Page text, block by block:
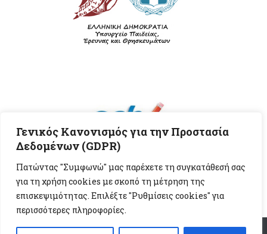
Γενικός Κανονισμός για την Προστασία
Δεδομένων (GDPR)
Πατώντας "Συμφωνώ" μας παρέχετε τη συγκατάθεσή σας
για τη χρήση cookies με σκοπό τη μέτρηση της
επισκεψιμότητας. Επιλέξτε "Ρυθμίσεις cookies" για
περισσότερες πληροφορίες.